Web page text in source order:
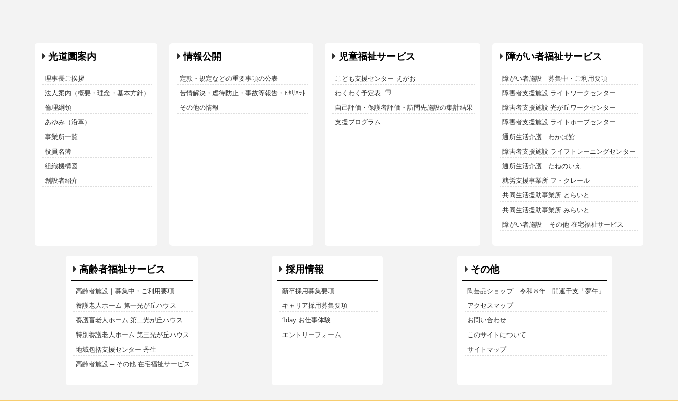
光道園案内
理事長ご挨拶
法人案内（概要・理念・基本方針）
倫理綱領
あゆみ（沿革）
事業所一覧
役員名簿
組織機構図
創設者紹介
情報公開
定款・規定などの重要事項の公表
苦情解決・虐待防止・事故等報告・ﾋﾔﾘﾊｯﾄ
その他の情報
児童福祉サービス
こども支援センター えがお
わくわく予定表
自己評価・保護者評価・訪問先施設の集計結果
支援プログラム
障がい者福祉サービス
障がい者施設｜募集中・ご利用要項
障害者支援施設 ライトワークセンター
障害者支援施設 光が丘ワークセンター
障害者支援施設 ライトホープセンター
通所生活介護 わかば館
障害者支援施設 ライフトレーニングセンター
通所生活介護 たねのいえ
就労支援事業所 フ・クレール
共同生活援助事業所 とらいと
共同生活援助事業所 みらいと
障がい者施設 – その他 在宅福祉サービス
高齢者福祉サービス
高齢者施設｜募集中・ご利用要項
養護老人ホーム 第一光が丘ハウス
養護盲老人ホーム 第二光が丘ハウス
特別養護老人ホーム 第三光が丘ハウス
地域包括支援センター 丹生
高齢者施設 – その他 在宅福祉サービス
採用情報
新卒採用募集要項
キャリア採用募集要項
1day お仕事体験
エントリーフォーム
その他
陶芸品ショップ 令和８年 開運干支「夢午」
アクセスマップ
お問い合わせ
このサイトについて
サイトマップ